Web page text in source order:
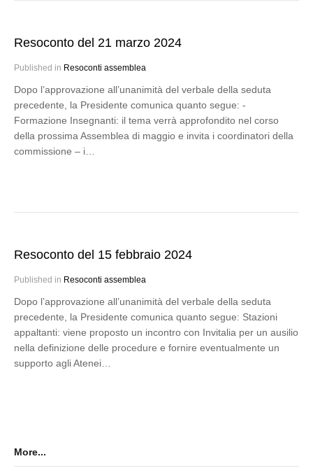
Resoconto del 21 marzo 2024
Published in Resoconti assemblea
Dopo l’approvazione all’unanimità del verbale della seduta
precedente, la Presidente comunica quanto segue: -
Formazione Insegnanti: il tema verrà approfondito nel corso
della prossima Assemblea di maggio e invita i coordinatori della
commissione – i…
Resoconto del 15 febbraio 2024
Published in Resoconti assemblea
Dopo l’approvazione all’unanimità del verbale della seduta
precedente, la Presidente comunica quanto segue: Stazioni
appaltanti: viene proposto un incontro con Invitalia per un ausilio
nella definizione delle procedure e fornire eventualmente un
supporto agli Atenei…
More...